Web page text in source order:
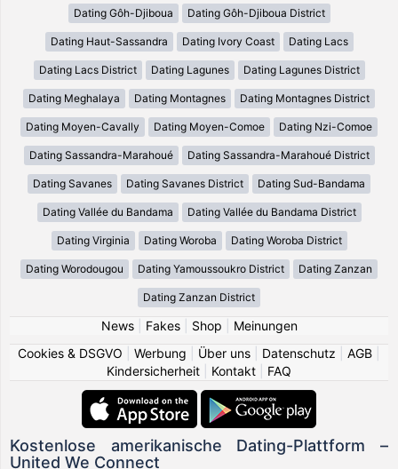
Dating Gôh-Djiboua Dating Gôh-Djiboua District
Dating Haut-Sassandra Dating Ivory Coast Dating Lacs
Dating Lacs District Dating Lagunes Dating Lagunes District
Dating Meghalaya Dating Montagnes Dating Montagnes District
Dating Moyen-Cavally Dating Moyen-Comoe Dating Nzi-Comoe
Dating Sassandra-Marahoué Dating Sassandra-Marahoué District
Dating Savanes Dating Savanes District Dating Sud-Bandama
Dating Vallée du Bandama Dating Vallée du Bandama District
Dating Virginia Dating Woroba Dating Woroba District
Dating Worodougou Dating Yamoussoukro District Dating Zanzan
Dating Zanzan District
News| Fakes| Shop
Meinungen
Cookies & DSGVO
Werbung Über uns Datenschutz AGB
Kindersicherheit
Kontakt FAQ
Kostenlose amerikanische Dating-Plattform –
United We Connect